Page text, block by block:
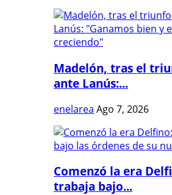
Madelón, tras el
ante Lanús:...
enelarea Ago 7, 2026
Comenzó la era
trabaja bajo...